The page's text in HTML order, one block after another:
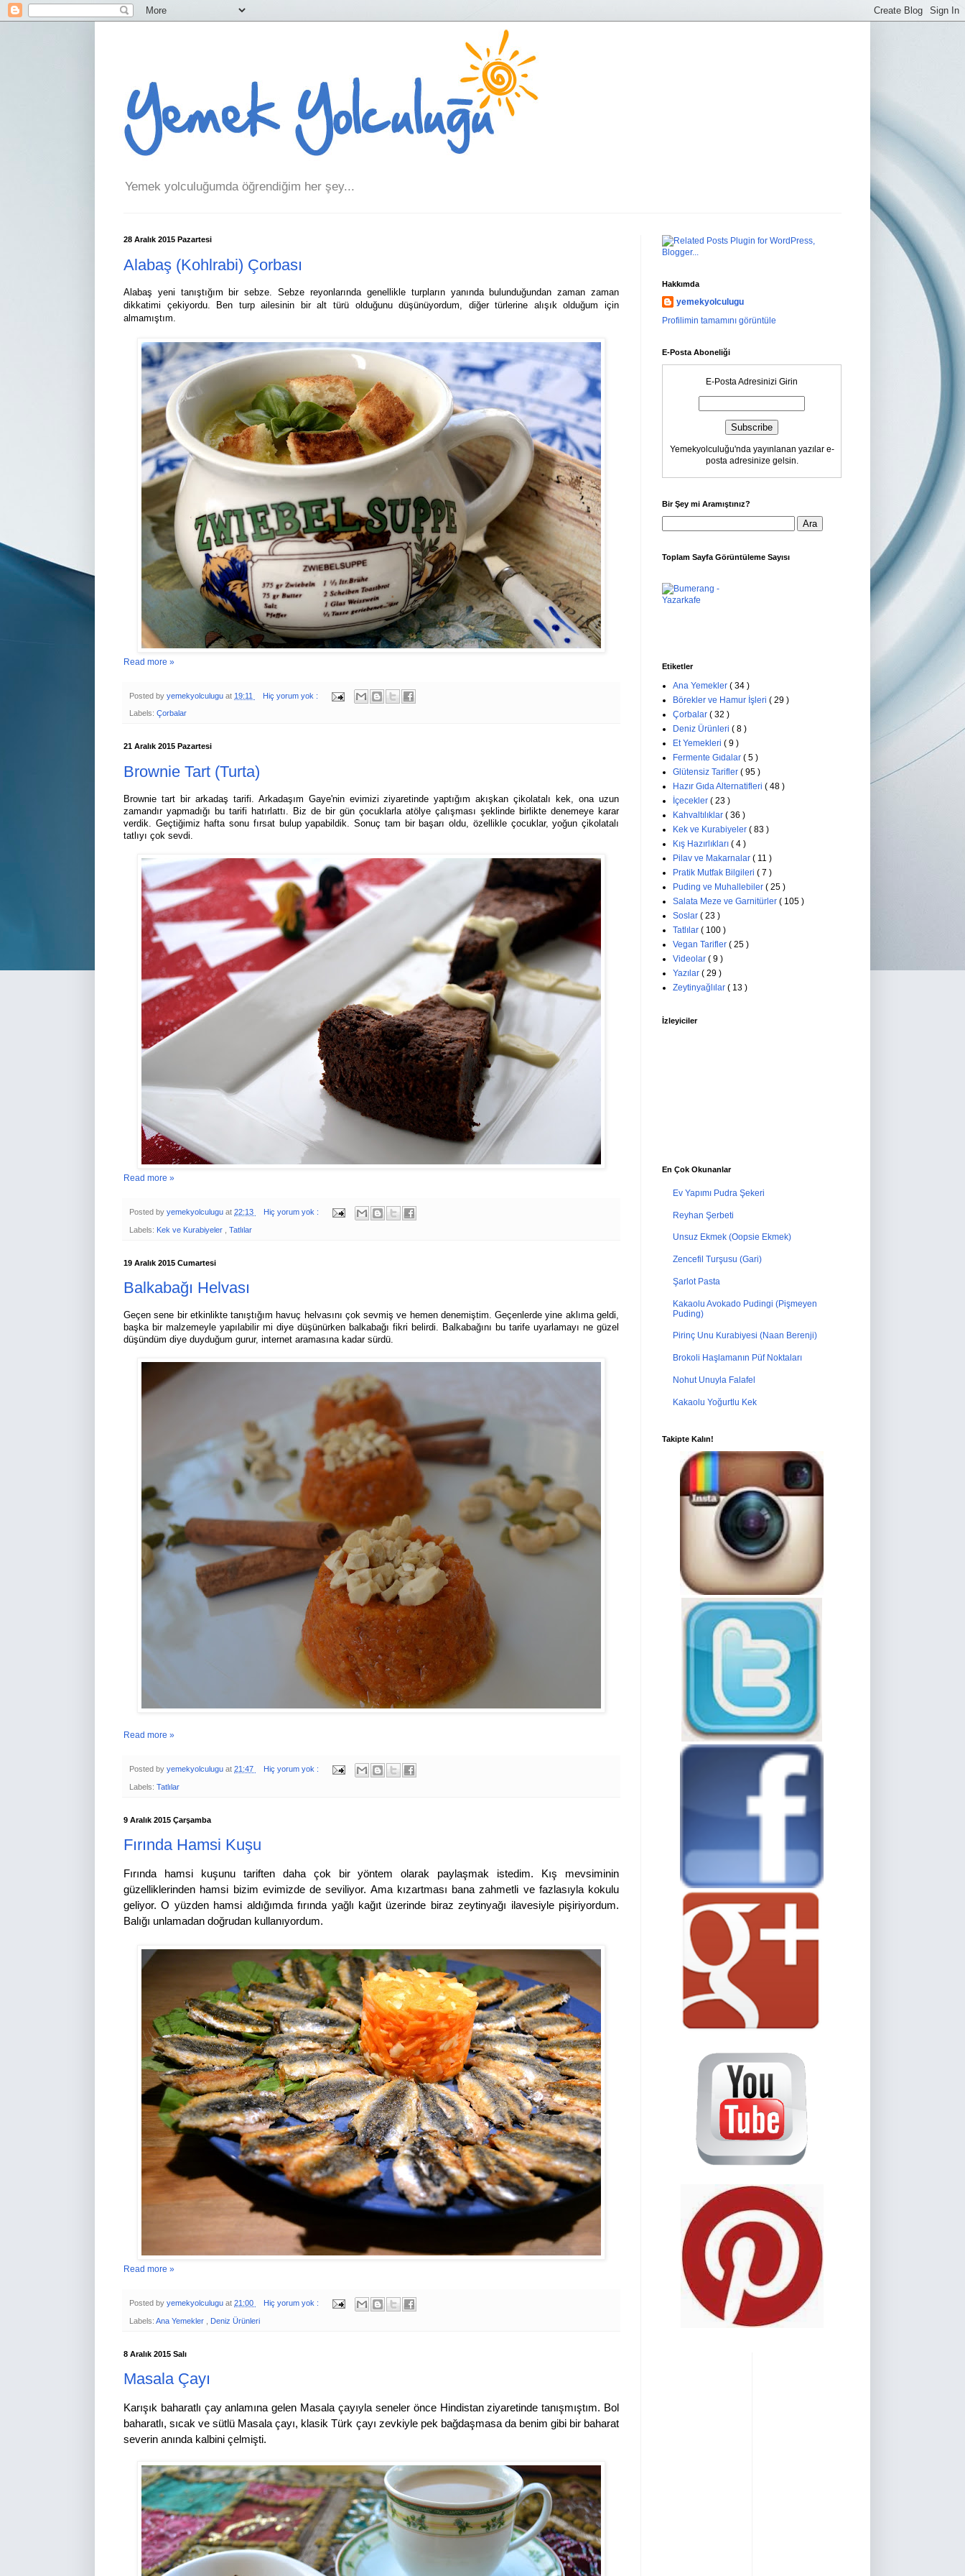
Yemek yolculuğumda öğrendiğim her şey...
28 Aralık 2015 Pazartesi
Alabaş (Kohlrabi) Çorbası
Alabaş yeni tanıştığım bir sebze. Sebze reyonlarında genellikle turpların yanında bulunduğundan zaman zaman
dikkatimi çekiyordu. Ben turp ailesinin bir alt türü olduğunu düşünüyordum, diğer türlerine alışık olduğum için
almamıştım.
Read more »
Posted by yemekyolculugu at 19:11 Hiç yorum yok :
Labels: Çorbalar
21 Aralık 2015 Pazartesi
Brownie Tart (Turta)
Brownie tart bir arkadaş tarifi. Arkadaşım Gaye'nin evimizi ziyaretinde yaptığım akışkan çikolatalı kek, ona uzun
zamandır yapmadığı bu tarifi hatırlattı. Biz de bir gün çocuklarla atölye çalışması şeklinde birlikte denemeye karar
verdik. Geçtiğimiz hafta sonu fırsat bulup yapabildik. Sonuç tam bir başarı oldu, özellikle çocuklar, yoğun çikolatalı
tatlıyı çok sevdi.
Read more »
Posted by yemekyolculugu at 22:13 Hiç yorum yok :
Labels: Kek ve Kurabiyeler Tatlılar
19 Aralık 2015 Cumartesi
Balkabağı Helvası
Geçen sene bir etkinlikte tanıştığım havuç helvasını çok sevmiş ve hemen denemiştim. Geçenlerde yine aklıma geldi,
başka bir malzemeyle yapılabilir mi diye düşünürken balkabağı fikri belirdi. Balkabağını bu tarife uyarlamayı ne güzel
düşündüm diye duyduğum gurur, internet aramasına kadar sürdü.
Read more »
Posted by yemekyolculugu at 21:47 Hiç yorum yok :
Labels: Tatlılar
9 Aralık 2015 Çarşamba
Fırında Hamsi Kuşu
Fırında hamsi kuşunu tariften daha çok bir yöntem olarak paylaşmak istedim. Kış mevsiminin
güzelliklerinden hamsi bizim evimizde de seviliyor. Ama kızartması bana zahmetli ve fazlasıyla kokulu
geliyor. O yüzden hamsi aldığımda fırında yağlı kağıt üzerinde biraz zeytinyağı ilavesiyle pişiriyordum.
Balığı unlamadan doğrudan kullanıyordum.
Read more »
Posted by yemekyolculugu at 21:00 Hiç yorum yok :
Labels: Ana Yemekler Deniz Ürünleri
8 Aralık 2015 Salı
Masala Çayı
Karışık baharatlı çay anlamına gelen Masala çayıyla seneler önce Hindistan ziyaretinde tanışmıştım. Bol
baharatlı, sıcak ve sütlü Masala çayı, klasik Türk çayı zevkiyle pek bağdaşmasa da benim gibi bir baharat
severin anında kalbini çelmişti.
Hakkımda
yemekyolculugu
Profilimin tamamını görüntüle
E-Posta Aboneliği
E-Posta Adresinizi Girin
Yemekyolculuğu'nda yayınlanan yazılar e-
posta adresinize gelsin.
Bir Şey mi Aramıştınız?
Toplam Sayfa Görüntüleme Sayısı
Etiketler
Ana Yemekler ( 34 )
Börekler ve Hamur İşleri ( 29 )
Çorbalar ( 32 )
Deniz Ürünleri ( 8 )
Et Yemekleri ( 9 )
Fermente Gıdalar ( 5 )
Glütensiz Tarifler ( 95 )
Hazır Gıda Alternatifleri ( 48 )
İçecekler ( 23 )
Kahvaltılıklar ( 36 )
Kek ve Kurabiyeler ( 83 )
Kış Hazırlıkları ( 4 )
Pilav ve Makarnalar ( 11 )
Pratik Mutfak Bilgileri ( 7 )
Puding ve Muhallebiler ( 25 )
Salata Meze ve Garnitürler ( 105 )
Soslar ( 23 )
Tatlılar ( 100 )
Vegan Tarifler ( 25 )
Videolar ( 9 )
Yazılar ( 29 )
Zeytinyağlılar ( 13 )
İzleyiciler
En Çok Okunanlar
Ev Yapımı Pudra Şekeri
Reyhan Şerbeti
Unsuz Ekmek (Oopsie Ekmek)
Zencefil Turşusu (Gari)
Şarlot Pasta
Kakaolu Avokado Pudingi (Pişmeyen
Puding)
Pirinç Unu Kurabiyesi (Naan Berenji)
Brokoli Haşlamanın Püf Noktaları
Nohut Unuyla Falafel
Kakaolu Yoğurtlu Kek
Takipte Kalın!